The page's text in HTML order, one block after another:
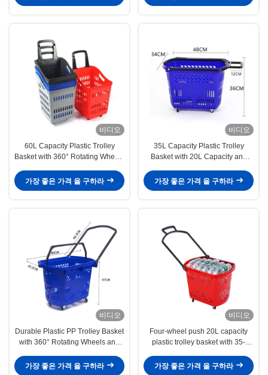
비디오
60L Capacity Plastic Trolley
Basket with 360° Rotating Wheels
Customization
가장 좋은 가격 을 구하라
비디오
35L Capacity Plastic Trolley
Basket with 20L Capacity and
Shopping
가장 좋은 가격 을 구하라
비디오
Durable Plastic PP Trolley Basket
with 360° Rotating Wheels and
Shopping
가장 좋은 가격 을 구하라
비디오
Four-wheel push 20L capacity
plastic trolley basket with 35-
rotating wheels
가장 좋은 가격 을 구하라